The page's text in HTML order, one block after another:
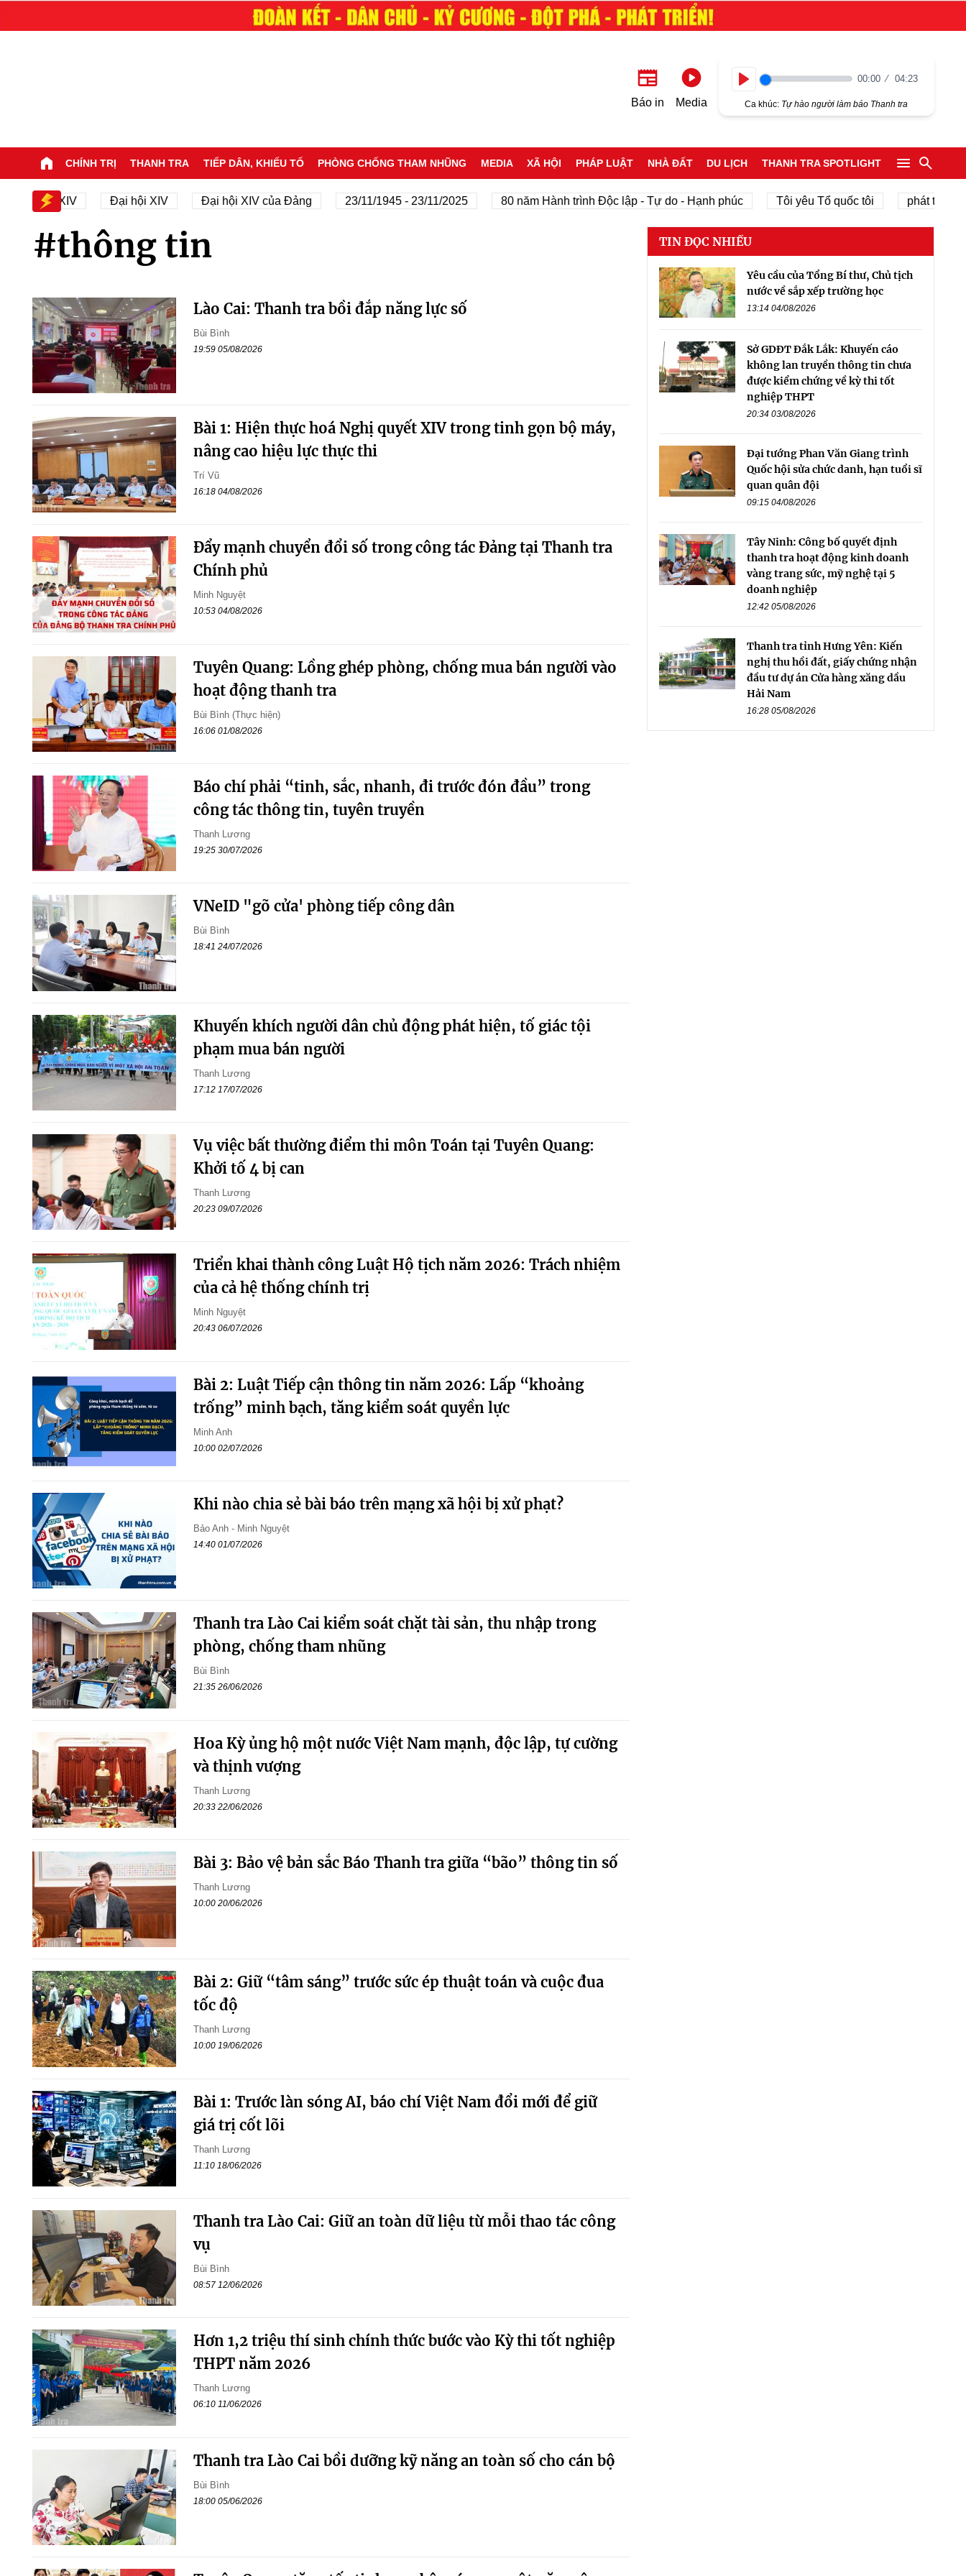
Báo in Media
00:00 04:23
Ca khúc: Tự hào người làm báo Thanh tra
CHÍNH TRỊ THANH TRA TIẾP DÂN, KHIẾU TỐ PHÒNG CHỐNG THAM NHŨNG MEDIA XÃ HỘI PHÁP LUẬT NHÀ ĐẤT DU LỊCH THANH TRA SPOTLIGHT
hội XIV Đại hội XIV Đại hội XIV của Đảng 23/11/1945 - 23/11/2025 80 năm Hành trình Độc lập - Tự do - Hạnh phúc Tôi yêu Tổ quốc tôi phát triển kinh
#thông tin
Lào Cai: Thanh tra bồi đắp năng lực số
Bùi Bình
19:59 05/08/2026
Bài 1: Hiện thực hoá Nghị quyết XIV trong tinh gọn bộ máy,
nâng cao hiệu lực thực thi
Trí Vũ
16:18 04/08/2026
Đẩy mạnh chuyển đổi số trong công tác Đảng tại Thanh tra
Chính phủ
Minh Nguyệt
10:53 04/08/2026
Tuyên Quang: Lồng ghép phòng, chống mua bán người vào
hoạt động thanh tra
Bùi Bình (Thực hiện)
16:06 01/08/2026
Báo chí phải “tinh, sắc, nhanh, đi trước đón đầu” trong
công tác thông tin, tuyên truyền
Thanh Lương
19:25 30/07/2026
VNeID "gõ cửa' phòng tiếp công dân
Bùi Bình
18:41 24/07/2026
Khuyến khích người dân chủ động phát hiện, tố giác tội
phạm mua bán người
Thanh Lương
17:12 17/07/2026
Vụ việc bất thường điểm thi môn Toán tại Tuyên Quang:
Khởi tố 4 bị can
Thanh Lương
20:23 09/07/2026
Triển khai thành công Luật Hộ tịch năm 2026: Trách nhiệm
của cả hệ thống chính trị
Minh Nguyệt
20:43 06/07/2026
Bài 2: Luật Tiếp cận thông tin năm 2026: Lấp “khoảng
trống” minh bạch, tăng kiểm soát quyền lực
Minh Anh
10:00 02/07/2026
Khi nào chia sẻ bài báo trên mạng xã hội bị xử phạt?
Bảo Anh - Minh Nguyệt
14:40 01/07/2026
Thanh tra Lào Cai kiểm soát chặt tài sản, thu nhập trong
phòng, chống tham nhũng
Bùi Bình
21:35 26/06/2026
Hoa Kỳ ủng hộ một nước Việt Nam mạnh, độc lập, tự cường
và thịnh vượng
Thanh Lương
20:33 22/06/2026
Bài 3: Bảo vệ bản sắc Báo Thanh tra giữa “bão” thông tin số
Thanh Lương
10:00 20/06/2026
Bài 2: Giữ “tâm sáng” trước sức ép thuật toán và cuộc đua
tốc độ
Thanh Lương
10:00 19/06/2026
Bài 1: Trước làn sóng AI, báo chí Việt Nam đổi mới để giữ
giá trị cốt lõi
Thanh Lương
11:10 18/06/2026
Thanh tra Lào Cai: Giữ an toàn dữ liệu từ mỗi thao tác công
vụ
Bùi Bình
08:57 12/06/2026
Hơn 1,2 triệu thí sinh chính thức bước vào Kỳ thi tốt nghiệp
THPT năm 2026
Thanh Lương
06:10 11/06/2026
Thanh tra Lào Cai bồi dưỡng kỹ năng an toàn số cho cán bộ
Bùi Bình
18:00 05/06/2026
TIN ĐỌC NHIỀU
Yêu cầu của Tổng Bí thư, Chủ tịch
nước về sắp xếp trường học
13:14 04/08/2026
Sở GDĐT Đắk Lắk: Khuyến cáo
không lan truyền thông tin chưa
được kiểm chứng về kỳ thi tốt
nghiệp THPT
20:34 03/08/2026
Đại tướng Phan Văn Giang trình
Quốc hội sửa chức danh, hạn tuổi sĩ
quan quân đội
09:15 04/08/2026
Tây Ninh: Công bố quyết định
thanh tra hoạt động kinh doanh
vàng trang sức, mỹ nghệ tại 5
doanh nghiệp
12:42 05/08/2026
Thanh tra tỉnh Hưng Yên: Kiến
nghị thu hồi đất, giấy chứng nhận
đầu tư dự án Cửa hàng xăng dầu
Hải Nam
16:28 05/08/2026